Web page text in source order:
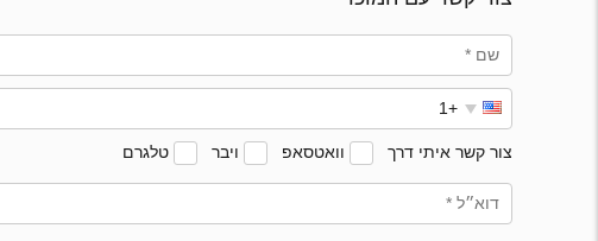
צור קשר איתי דרך וואטסאפ ויבר טלגרם